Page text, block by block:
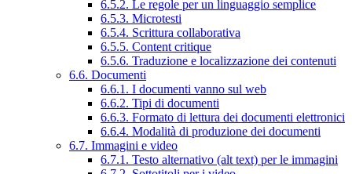
6.5.2. Le regole per un linguaggio semplice
6.5.3. Microtesti
6.5.4. Scrittura collaborativa
6.5.5. Content critique
6.5.6. Traduzione e localizzazione dei contenuti
6.6. Documenti
6.6.1. I documenti vanno sul web
6.6.2. Tipi di documenti
6.6.3. Formato di lettura dei documenti elettronici
6.6.4. Modalità di produzione dei documenti
6.7. Immagini e video
6.7.1. Testo alternativo (alt text) per le immagini